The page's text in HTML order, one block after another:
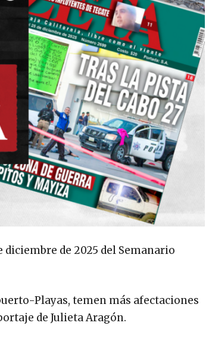
de 2025 del Semanario
Playas, temen más afectaciones
de Julieta Aragón.